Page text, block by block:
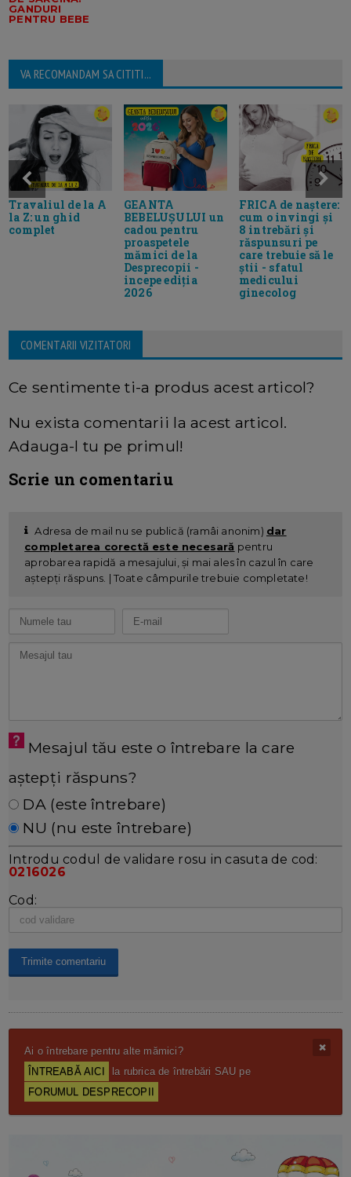
GANDURI
PENTRU BEBE
VA RECOMANDAM SA CITITI...
Travaliul de la A
la Z: un ghid
complet
GEANTA
BEBELUȘULUI un
cadou pentru
proaspetele
mămici de la
Desprecopii -
incepe ediția
2026
FRICA de naștere:
cum o invingi și
8 intrebări și
răspunsuri pe
care trebuie să le
știi - sfatul
medicului
ginecolog
COMENTARII VIZITATORI
Ce sentimente ti-a produs acest articol?
Nu exista comentarii la acest articol.
Adauga-l tu pe primul!
Scrie un comentariu
Adresa de mail nu se publică (ramâi anonim) dar
completarea corectă este necesară pentru
aprobarea rapidă a mesajului, și mai ales în cazul în care
aștepți răspuns. | Toate câmpurile trebuie completate!
Mesajul tău este o întrebare la care
aștepți răspuns?
DA (este întrebare)
NU (nu este întrebare)
Introdu codul de validare rosu in casuta de cod:
0216026
Cod:
Ai o întrebare pentru alte mămici?
ÎNTREABĂ AICI
la rubrica de întrebări SAU pe
FORUMUL DESPRECOPII